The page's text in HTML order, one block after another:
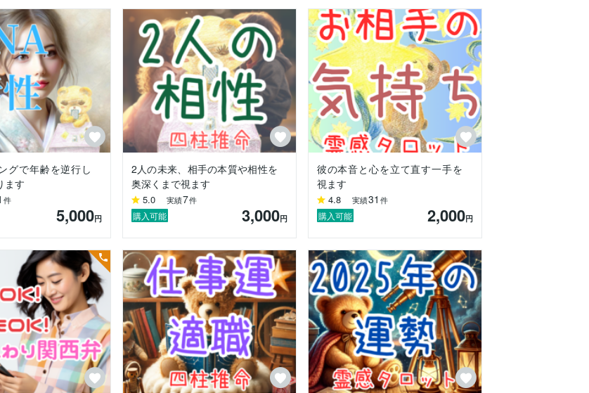
す。
々とし、
と診断されました。
す。
したんです。
一にする生活へ。
いを学び、
しません。
グで年齢を逆行し
ます
件
5,000円
2人の未来、相手の本質や相性を
奥深くまで視ます
5.0 実績7件
購入可能 3,000円
彼の本音と心を立て直す一手を
視ます
4.8 実績31 件
購入可能 2,000円